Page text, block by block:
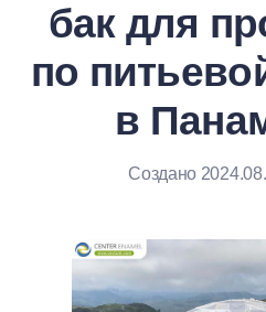
бак для
по
в
Создано
Контакт